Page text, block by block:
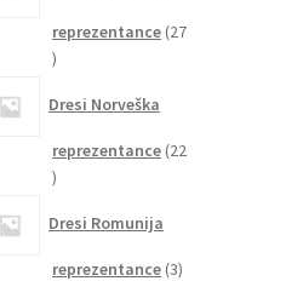
reprezentance 27
27
Dresi Norveška
reprezentance 22
22
Dresi Romunija
reprezentance 33